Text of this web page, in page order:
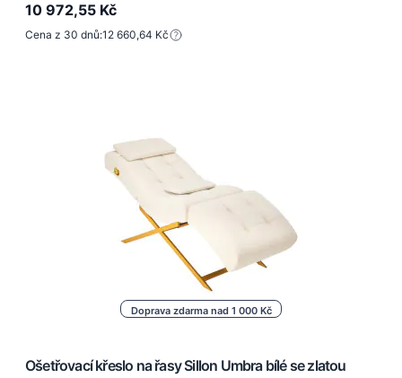
10 972,55 Kč
Cena z 30 dnů:12 660,64 Kč
Doprava zdarma nad 1 000 Kč
Ošetřovací křeslo na řasy Sillon Umbra bílé se zlatou